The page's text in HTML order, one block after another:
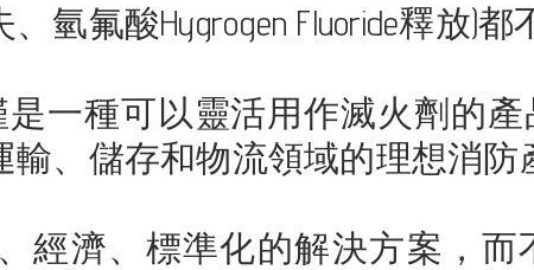
氫氟酸Hygrogen Fluoride釋放)都
是一種可以靈活用作滅火劑的
、儲存和物流領域的理想消防
經濟、標準化的解決方案，